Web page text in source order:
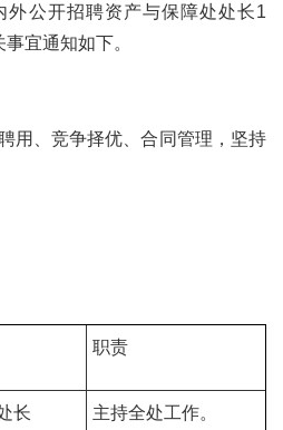
外公开招聘资产与保障处处长1
事宜通知如下。
用、竞争择优、合同管理，坚持
职责
长 主持全处工作。